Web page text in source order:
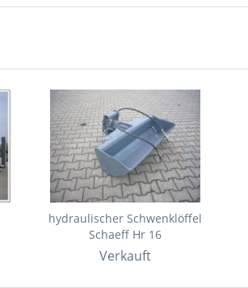
hydraulischer Schwenklöffel
Schaeff Hr 16
Verkauft